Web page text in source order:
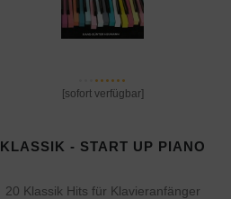
[sofort verfügbar]
KLASSIK - START UP PIANO
20 Klassik Hits für Klavieranfänger